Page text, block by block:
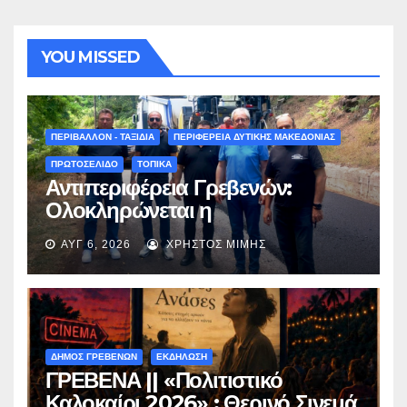
YOU MISSED
ΠΕΡΙΒΑΛΛΟΝ - ΤΑΞΙΔΙΑ ΠΕΡΙΦΕΡΕΙΑ ΔΥΤΙΚΗΣ ΜΑΚΕΔΟΝΙΑΣ
ΠΡΩΤΟΣΕΛΙΔΟ ΤΟΠΙΚΑ
Αντιπεριφέρεια Γρεβενών:
Ολοκληρώνεται η
ασφαλτόστρωση της οδού
Περιβόλι – Αβδέλλα
ΑΥΓ 6, 2026 ΧΡΉΣΤΟΣ ΜΊΜΗΣ
ΔΗΜΟΣ ΓΡΕΒΕΝΩΝ ΕΚΔΗΛΩΣΗ
ΓΡΕΒΕΝΑ || «Πολιτιστικό